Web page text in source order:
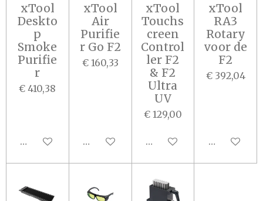
xTool
Deskto
p
Smoke
Purifie
r
€ 410,38
In winkelwagen
xTool
Air
Purifie
r Go F2
€ 160,33
In winkelwagen
xTool
Touchs
creen
Control
ler F2
& F2
Ultra
UV
€ 129,00
Houd mij op de hoogte
xTool
RA3
Rotary
voor de
F2
€ 392,04
In